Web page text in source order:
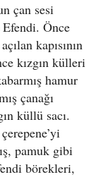
çan sesi
Önce
kapısının
kızgın külleri
hamur
çanağı
küllü sacı.
pamuk gibi
börekleri,